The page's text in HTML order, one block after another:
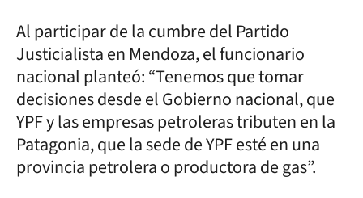
Al participar de la cumbre del Partido
Justicialista en Mendoza, el funcionario
nacional planteó: “Tenemos que tomar
decisiones desde el Gobierno nacional, que
YPF y las empresas petroleras tributen en la
Patagonia, que la sede de YPF esté en una
provincia petrolera o productora de gas”.